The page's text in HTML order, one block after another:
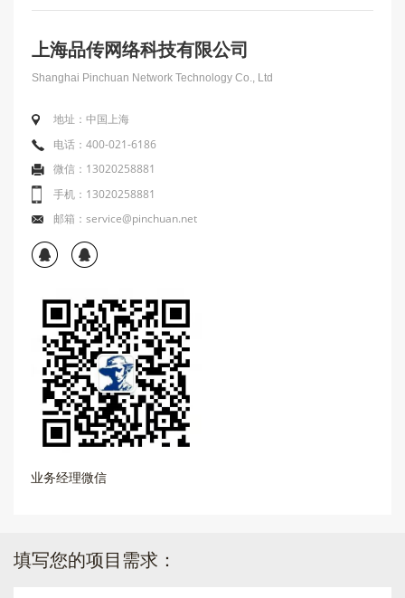
上海品传网络科技有限公司
Shanghai Pinchuan Network Technology Co., Ltd
地址：中国上海
电话：400-021-6186
微信：13020258881
手机：13020258881
邮箱：service@pinchuan.net
业务经理微信
填写您的项目需求：